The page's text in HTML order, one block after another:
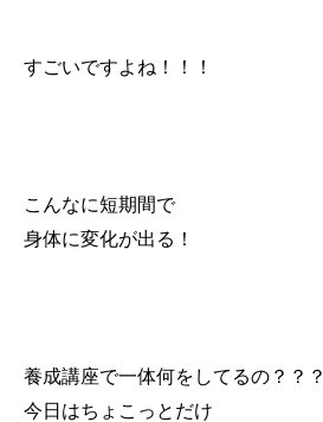
すごいですよね！！！
こんなに短期間で
身体に変化が出る！
養成講座で一体何をしてるの？？？
今日はちょこっとだけ